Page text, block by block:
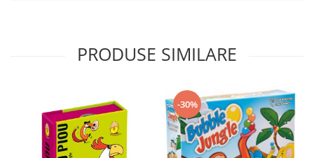
PRODUSE SIMILARE
-30%